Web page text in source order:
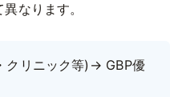
なります。
クリニック等)→ GBP優